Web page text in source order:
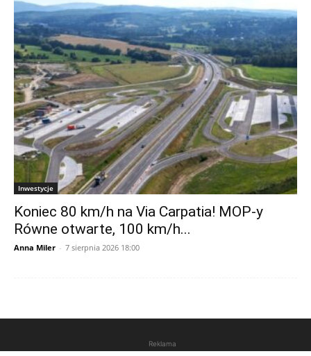
Inwestycje
Koniec 80 km/h na Via Carpatia! MOP-y
Równe otwarte, 100 km/h...
Anna Miler - 7 sierpnia 2026 18:00
Reklama